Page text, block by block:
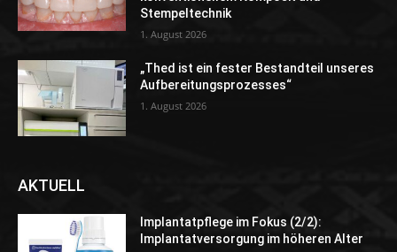
Stempeltechnik
1. August 2026
„Thed ist ein fester Bestandteil unseres
Aufbereitungsprozesses“
1. August 2026
AKTUELL
Implantatpflege im Fokus (2/2):
Implantatversorgung im höheren Alter